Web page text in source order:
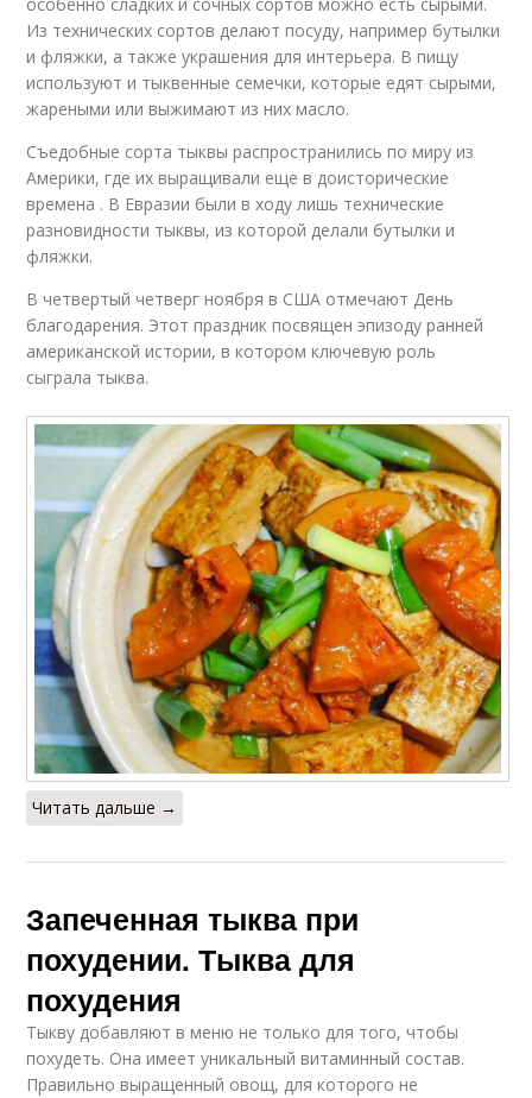
Из технических сортов делают посуду, например бутылки
и фляжки, а также украшения для интерьера. В пищу
используют и тыквенные семечки, которые едят сырыми,
жареными или выжимают из них масло.
Съедобные сорта тыквы распространились по миру из
Америки, где их выращивали еще в доисторические
времена . В Евразии были в ходу лишь технические
разновидности тыквы, из которой делали бутылки и
фляжки.
В четвертый четверг ноября в США отмечают День
благодарения. Этот праздник посвящен эпизоду ранней
американской истории, в котором ключевую роль
сыграла тыква.
Читать дальше →
Запеченная тыква при
похудении. Тыква для
похудения
Тыкву добавляют в меню не только для того, чтобы
похудеть. Она имеет уникальный витаминный состав.
Правильно выращенный овощ, для которого не